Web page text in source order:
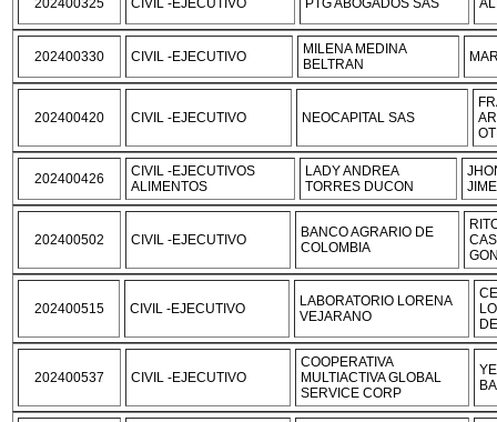
202400325 CIVIL -EJECUTIVO PTG ABOGADOS SAS
202400330 CIVIL -EJECUTIVO
MILENA MEDINA
BELTRAN
202400420 CIVIL -EJECUTIVO NEOCAPITAL SAS
202400426
CIVIL -EJECUTIVOS
ALIMENTOS
LADY ANDREA
TORRES DUCON
202400502 CIVIL -EJECUTIVO
BANCO AGRARIO DE
COLOMBIA
202400515 CIVIL -EJECUTIVO
LABORATORIO LORENA
VEJARANO
202400537 CIVIL -EJECUTIVO
COOPERATIVA
MULTIACTIVA GLOBAL
SERVICE CORP